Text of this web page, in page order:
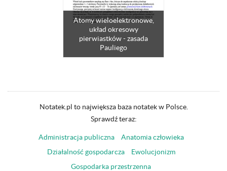
Atomy wieloelektronowe,
układ okresowy
pierwiastków - zasada
Pauliego
Notatek.pl to największa baza notatek w Polsce.
Sprawdź teraz:
Administracja publiczna
Anatomia człowieka
Działalność gospodarcza
Ewolucjonizm
Gospodarka przestrzenna